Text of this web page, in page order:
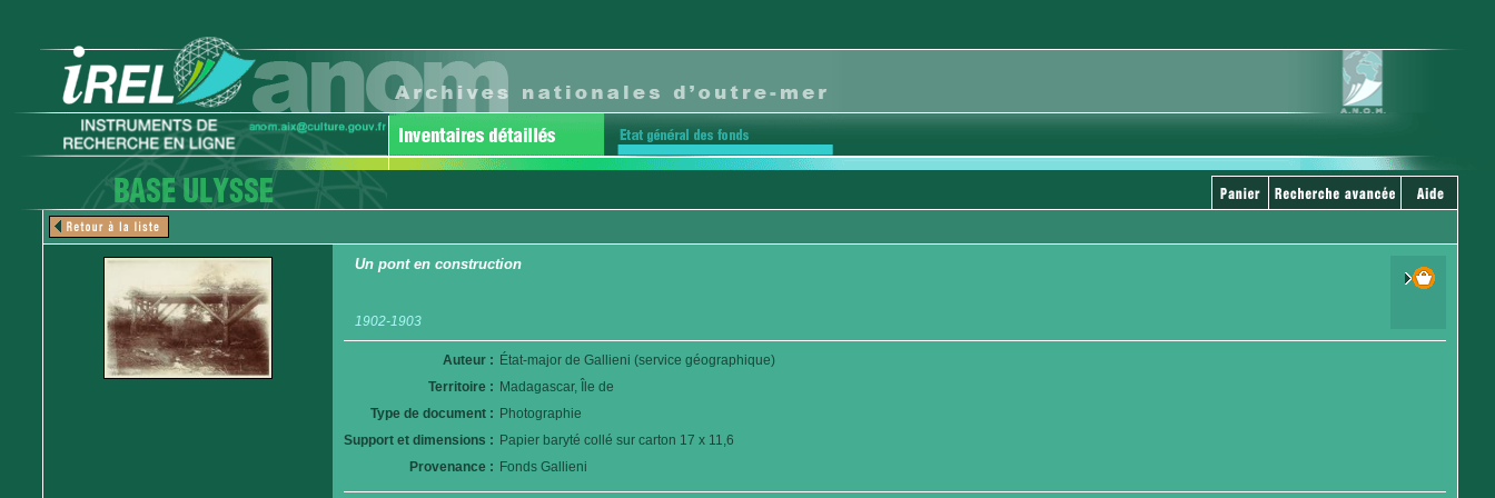
Un pont en construction
1902-1903
Auteur : État-major de Gallieni (service géographique)
Territoire : Madagascar, Île de
Type de document : Photographie
Support et dimensions : Papier baryté collé sur carton 17 x 11,6
Provenance : Fonds Gallieni